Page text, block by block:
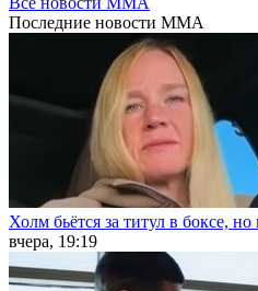
Последние новости MMA
Холм бьётся за титул в боксе,
вчера, 19:19